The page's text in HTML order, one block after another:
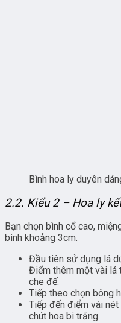
Bình hoa ly duyên
2.2. Kiểu 2 – Hoa ly
Bạn chọn bình cổ cao,
bình khoảng 3cm.
Đầu tiên sử dụng lá
Điểm thêm một vài lá
che đế.
Tiếp theo chọn bông
Tiếp đến điểm vài
chút hoa bi trắng.